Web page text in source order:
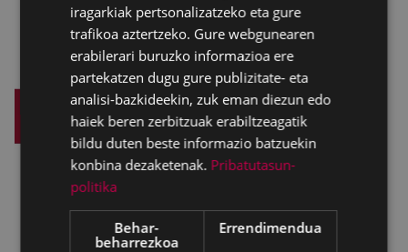
iragarkiak pertsonalizatzeko eta gure
trafikoa aztertzeko. Gure webgunearen
erabilerari buruzko informazioa ere
partekatzen dugu gure publizitate- eta
analisi-bazkideekin, zuk eman diezun edo
haiek beren zerbitzuak erabiltzeagatik
bildu duten beste informazio batzuekin
konbina dezaketenak. Pribatutasun-
politika
Behar-
beharrezkoa
Errendimendua